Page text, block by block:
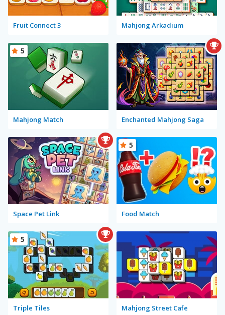
Fruit Connect 3 Mahjong Arkadium
Mahjong Match
5
Enchanted Mahjong Saga
Space Pet Link Food Match
5
Triple Tiles
5
Mahjong Street Cafe